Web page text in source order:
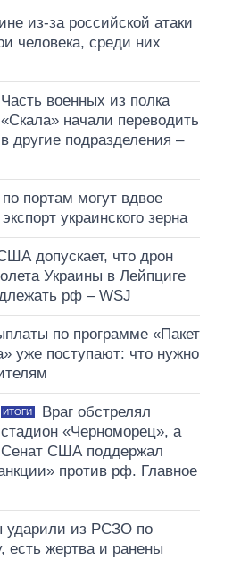
из-за российской атаки
человека, среди них
Часть военных из полка
«Скала» начали переводить
в другие подразделения –
портам могут вдвое
украинского зерна
допускает, что дрон
Украины в Лейпциге
рф – WSJ
по программе «Пакет
уже поступают: что нужно
ИТОГИ
Враг обстрелял
стадион «Черноморец», а
Сенат США поддержал
против рф. Главное
ударили из РСЗО по
есть жертва и ранены